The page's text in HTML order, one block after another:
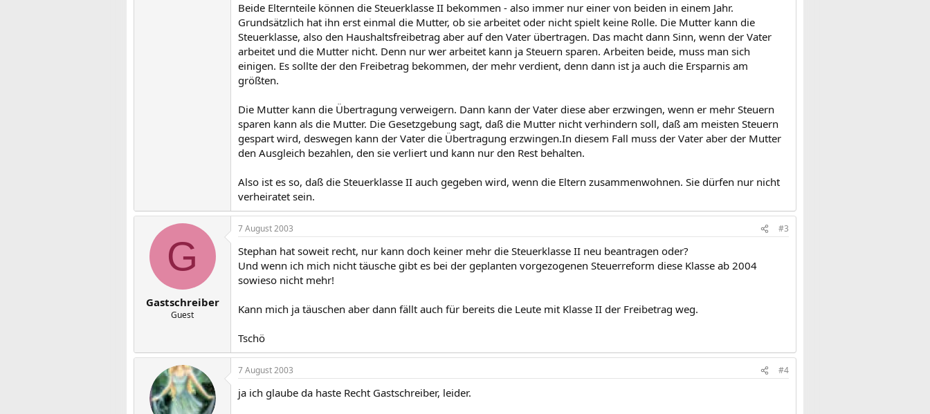
Beide Elternteile können die Steuerklasse II bekommen - also immer nur einer von beiden in einem Jahr.
Grundsätzlich hat ihn erst einmal die Mutter, ob sie arbeitet oder nicht spielt keine Rolle. Die Mutter kann die
Steuerklasse, also den Haushaltsfreibetrag aber auf den Vater übertragen. Das macht dann Sinn, wenn der Vater
arbeitet und die Mutter nicht. Denn nur wer arbeitet kann ja Steuern sparen. Arbeiten beide, muss man sich
einigen. Es sollte der den Freibetrag bekommen, der mehr verdient, denn dann ist ja auch die Ersparnis am
größten.
Die Mutter kann die Übertragung verweigern. Dann kann der Vater diese aber erzwingen, wenn er mehr Steuern
sparen kann als die Mutter. Die Gesetzgebung sagt, daß die Mutter nicht verhindern soll, daß am meisten Steuern
gespart wird, deswegen kann der Vater die Übertragung erzwingen.In diesem Fall muss der Vater aber der Mutter
den Ausgleich bezahlen, den sie verliert und kann nur den Rest behalten.
Also ist es so, daß die Steuerklasse II auch gegeben wird, wenn die Eltern zusammenwohnen. Sie dürfen nur nicht
verheiratet sein.
G
Gastschreiber
Guest
7 August 2003 #3
Stephan hat soweit recht, nur kann doch keiner mehr die Steuerklasse II neu beantragen oder?
Und wenn ich mich nicht täusche gibt es bei der geplanten vorgezogenen Steuerreform diese Klasse ab 2004
sowieso nicht mehr!
Kann mich ja täuschen aber dann fällt auch für bereits die Leute mit Klasse II der Freibetrag weg.
Tschö
7 August 2003 #4
ja ich glaube da haste Recht Gastschreiber, leider.